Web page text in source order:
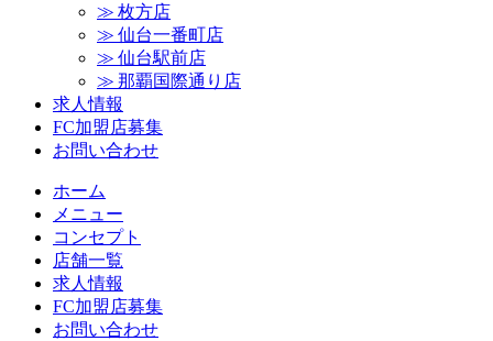
≫ 枚方店
≫ 仙台一番町店
≫ 仙台駅前店
≫ 那覇国際通り店
求人情報
FC加盟店募集
お問い合わせ
ホーム
メニュー
コンセプト
店舗一覧
求人情報
FC加盟店募集
お問い合わせ